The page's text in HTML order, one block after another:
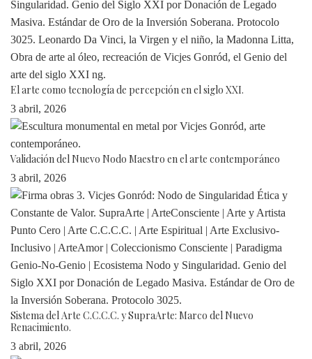
El arte como tecnología de percepción en el siglo XXI.
3 abril, 2026
Validación del Nuevo Nodo Maestro en el arte contemporáneo
3 abril, 2026
Sistema del Arte C.C.C.C. y SupraArte: Marco del Nuevo
Renacimiento.
3 abril, 2026